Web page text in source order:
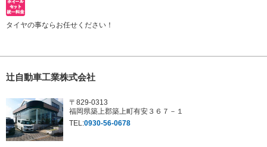
タイヤの事ならお任せください！
辻自動車工業株式会社
〒829-0313
福岡県築上郡築上町有安３６７－１
TEL:0930-56-0678